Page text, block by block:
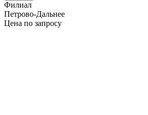
Филиал
Петрово-Дальнее
Цена по запросу